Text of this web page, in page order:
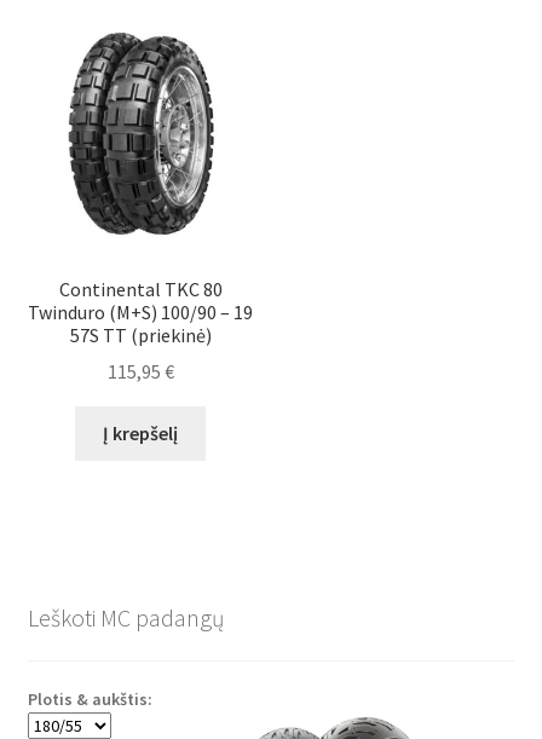
Continental TKC 80
Twinduro (M+S) 100/90 – 19
57S TT (priekinė)
115,95 €
Į krepšelį
Leškoti MC padangų
Plotis & aukštis: